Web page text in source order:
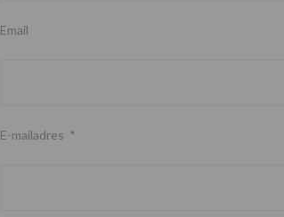
Email
E-mailadres *